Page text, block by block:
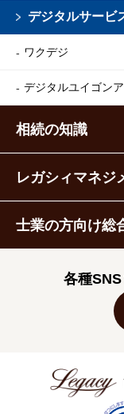
デジタルサービ
ワクデジ
デジタルユイゴン
相続の知識
レガシィマネジ
士業の方向け総
各種SNS